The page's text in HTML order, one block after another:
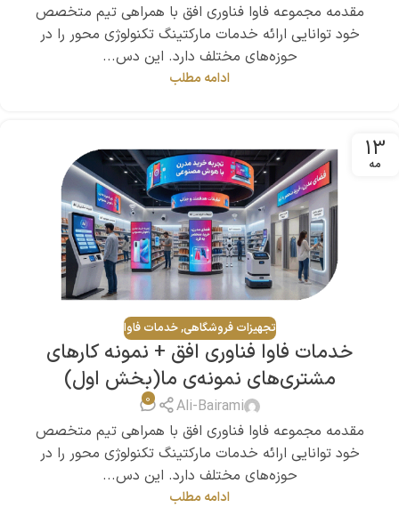
مقدمه مجموعه فاوا فناوری افق با همراهی تیم متخصص
خود توانایی ارائه خدمات مارکتینگ تکنولوژی محور را در
حوزه‌های مختلف دارد. این دس...
ادامه مطلب
13
مه
تجهیزات فروشگاهی,خدمات فاوا
خدمات فاوا فناوری افق + نمونه کارهای
مشتری‌های نمونه‌ی ما(بخش اول)
Ali-Bairami
0
مقدمه مجموعه فاوا فناوری افق با همراهی تیم متخصص
خود توانایی ارائه خدمات مارکتینگ تکنولوژی محور را در
حوزه‌های مختلف دارد. این دس...
ادامه مطلب